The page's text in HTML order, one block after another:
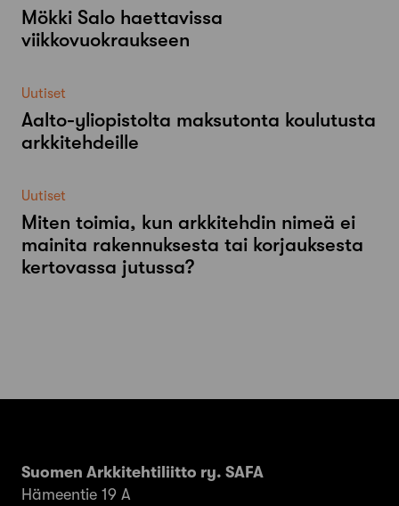
Mökki Salo haettavissa
viikkovuokraukseen
Uutiset
Aalto-​yliopistolta maksutonta koulutusta
arkkitehdeille
Uutiset
Miten toimia, kun arkkitehdin nimeä ei
mainita rakennuksesta tai korjauksesta
kertovassa jutussa?
Suomen Arkkitehtiliitto ry. SAFA
Hämeentie 19 A